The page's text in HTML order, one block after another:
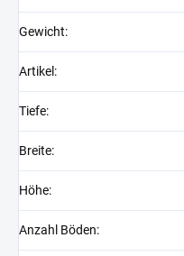
Gewicht:
Artikel :
Tiefe:
Breite:
Höhe:
Anzahl Böden: